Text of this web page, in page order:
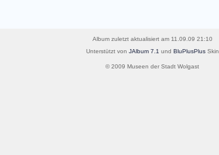
Album zuletzt aktualisiert am 11.09.09 21:10
Unterstützt von JAlbum 7.1 und BluPlusPlusSkin
© 2009 Museen der Stadt Wolgast